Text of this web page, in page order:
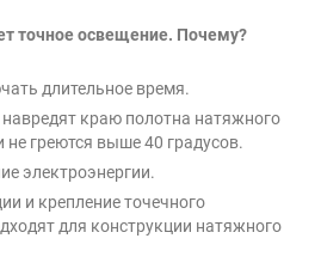
точное освещение. Почему?
длительное время.
навредят краю полотна натяжного
не греются выше 40 градусов.
электроэнергии.
и крепление точечного
для конструкции натяжного